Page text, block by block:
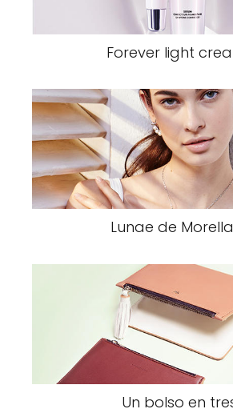
Forever light
Lunae de
Un bolso en